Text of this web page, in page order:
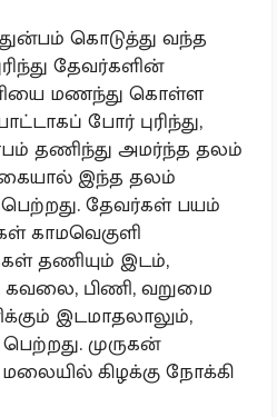
கொடுத்து வந்த
தேவர்களின்
மணந்து கொள்ள
போர் புரிந்து,
தணிந்து அமர்ந்த தலம்
இந்த தலம்
தேவர்கள் பயம்
காமவெகுளி
தணியும் இடம்,
கவலை, பிணி, வறுமை
இடமாதலாலும்,
முருகன்
கிழக்கு நோக்கி